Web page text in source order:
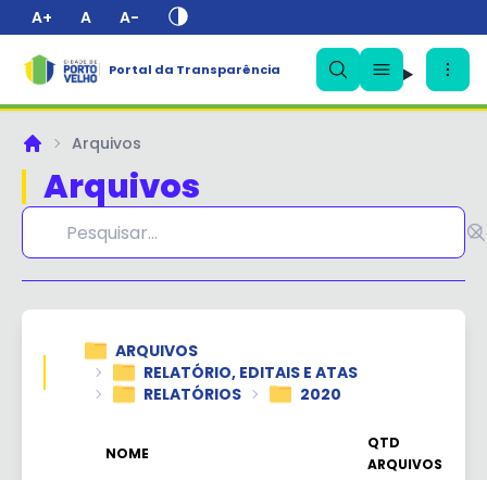
A+ A A-
Portal da Transparência
PrincipalArquivos
Arquivos
ARQUIVOS
RELATÓRIO, EDITAIS E ATAS
RELATÓRIOS
2020
NOME
QTD
ARQUIVOS
✕